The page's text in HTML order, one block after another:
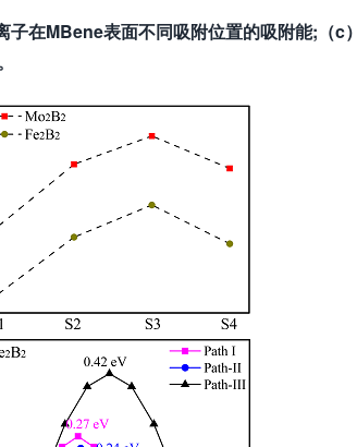
在MBene表面不同吸附位置的吸附能;（c